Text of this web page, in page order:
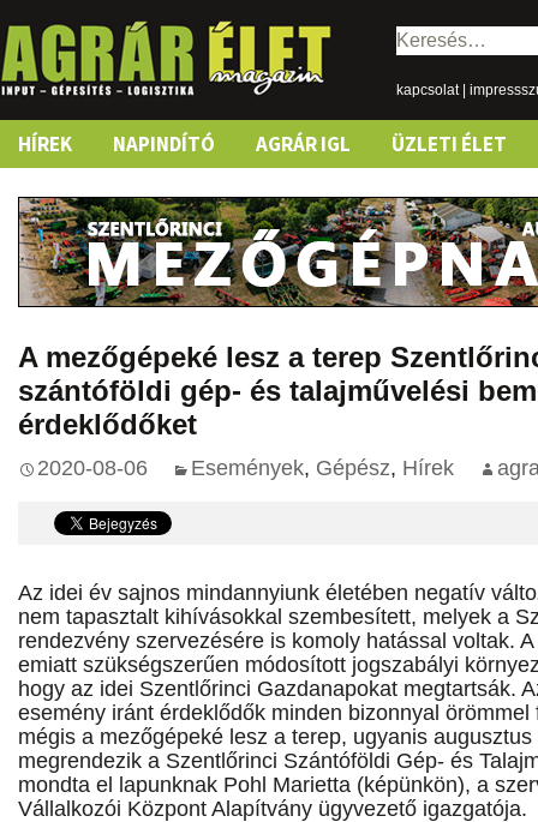
Keresés:
kapcsolat|
Skip
content
HÍREK NAPINDÍTÓ AGRÁR IGL ÜZLETI ÉLET
A mezőgépeké lesz a terep
szántóföldi gép- és talajművelési
érdeklődőket
2020-08-06 Események, Gépész, Hírek
Az idei év sajnos mindannyiunk életében negatív
nem tapasztalt kihívásokkal szembesített, melyek a
rendezvény szervezésére is komoly hatással voltak.
emiatt szükségszerűen módosított jogszabályi
hogy az idei Szentlőrinci Gazdanapokat megtartsák.
esemény iránt érdeklődők minden bizonnyal
mégis a mezőgépeké lesz a terep, ugyanis
megrendezik a Szentlőrinci Szántóföldi Gép- és
mondta el lapunknak Pohl Marietta (képünkön), a
Vállalkozói Központ Alapítvány ügyvezető igazgatója.